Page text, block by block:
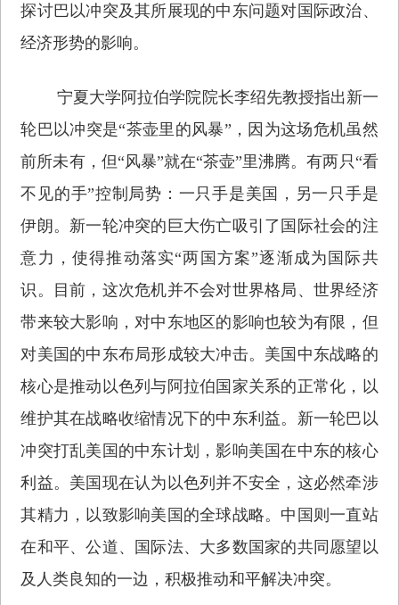
探讨巴以冲突及其所展现的中东问题对国际政治、
经济形势的影响。
宁夏大学阿拉伯学院院长李绍先教授指出新一
轮巴以冲突是“茶壶里的风暴”，因为这场危机虽然
前所未有，但“风暴”就在“茶壶”里沸腾。有两只“看
不见的手”控制局势：一只手是美国，另一只手是
伊朗。新一轮冲突的巨大伤亡吸引了国际社会的注
意力，使得推动落实“两国方案”逐渐成为国际共
识。目前，这次危机并不会对世界格局、世界经济
带来较大影响，对中东地区的影响也较为有限，但
对美国的中东布局形成较大冲击。美国中东战略的
核心是推动以色列与阿拉伯国家关系的正常化，以
维护其在战略收缩情况下的中东利益。新一轮巴以
冲突打乱美国的中东计划，影响美国在中东的核心
利益。美国现在认为以色列并不安全，这必然牵涉
其精力，以致影响美国的全球战略。中国则一直站
在和平、公道、国际法、大多数国家的共同愿望以
及人类良知的一边，积极推动和平解决冲突。